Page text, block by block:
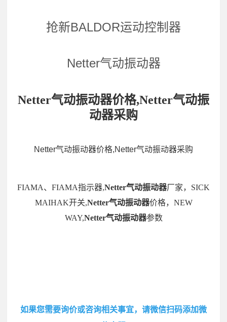
抢新BALDOR运动控制器
Netter气动振动器
Netter气动振动器价格,Netter气动振
动器采购
Netter气动振动器价格,Netter气动振动器采购
FIAMA、FIAMA指示器,Netter气动振动器厂家，SICK
MAIHAK开关,Netter气动振动器价格，NEW
WAY,Netter气动振动器参数
如果您需要询价或咨询相关事宜，请微信扫码添加微